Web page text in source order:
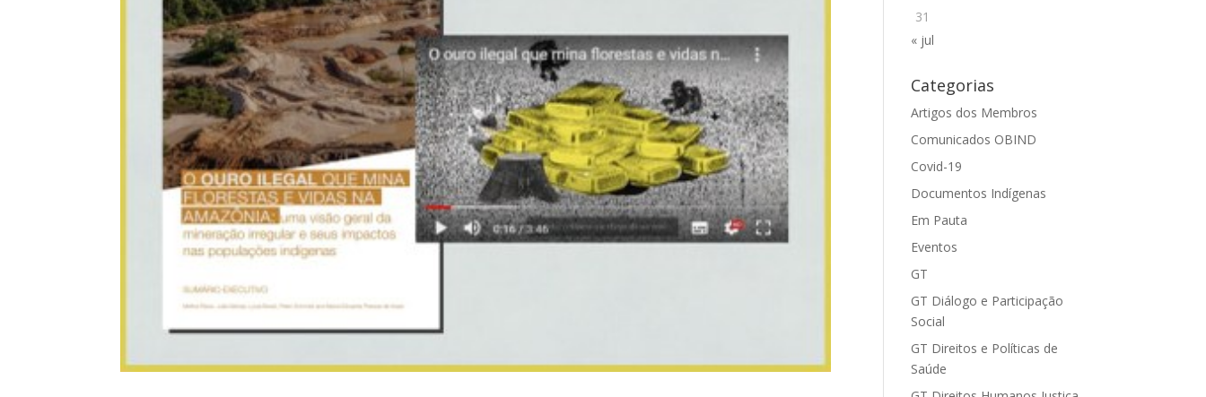
31
« jul
Categorias
Artigos dos Membros
Comunicados OBIND
Covid-19
Documentos Indígenas
Em Pauta
Eventos
GT
GT Diálogo e Participação
Social
GT Direitos e Políticas de
Saúde